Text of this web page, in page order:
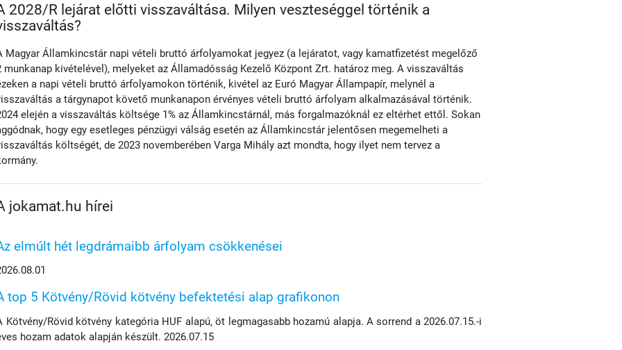
2028/R lejárat előtti visszaváltása. Milyen veszteséggel történik a
Magyar Államkincstár napi vételi bruttó árfolyamokat jegyez (a lejáratot, vagy kamatfizetést megelőző
munkanap kivételével), melyeket az Államadósság Kezelő Központ Zrt. határoz meg. A visszaváltás
a napi vételi bruttó árfolyamokon történik, kivétel az Euró Magyar Állampapír, melynél a
a tárgynapot követő munkanapon érvényes vételi bruttó árfolyam alkalmazásával történik.
elején a visszaváltás költsége 1% az Államkincstárnál, más forgalmazóknál ez eltérhet ettől. Sokan
hogy egy esetleges pénzügyi válság esetén az Államkincstár jelentősen megemelheti a
költségét, de 2023 novemberében Varga Mihály azt mondta, hogy ilyet nem tervez a
jokamat.hu hírei
elmúlt hét legdrámaibb árfolyam csökkenései
top 5 Kötvény/Rövid kötvény befektetési alap grafikonon
Kötvény/Rövid kötvény kategória HUF alapú, öt legmagasabb hozamú alapja. A sorrend a 2026.07.15.-i
hozam adatok alapján készült. 2026.07.15